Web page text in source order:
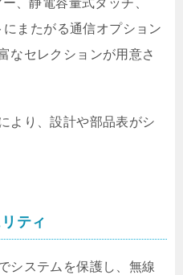
、静電容量式タッチ、
またがる通信オプション
なセレクションが用意さ
より、設計や部品表がシ
ティ
システムを保護し、無線